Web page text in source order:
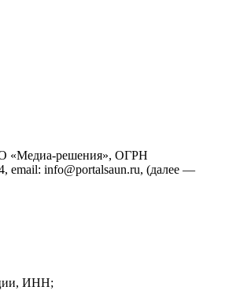
«Медиа-решения», ОГРН
email: info@portalsaun.ru, (далее —
ИНН;